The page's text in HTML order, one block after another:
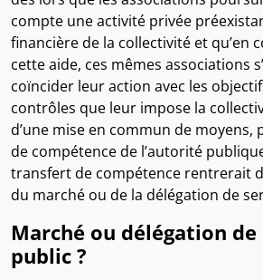
compte une activité privée
financière de la collectivité et qu’en
cette aide, ces mêmes associations
coïncider leur action avec les
contrôles que leur impose la
d’une mise en commun de moyens,
de compétence de l’autorité
transfert de compétence rentrerait
du marché ou de la délégation de
Marché ou délégation de
public ?